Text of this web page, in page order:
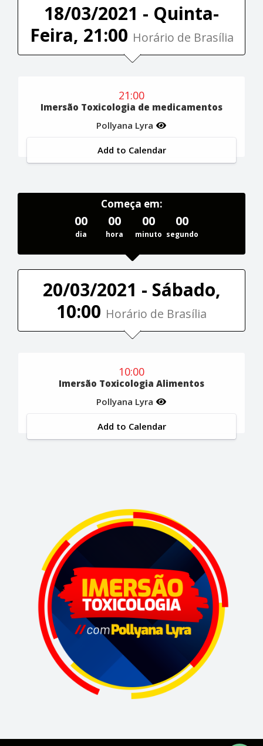
18/03/2021 - Quinta-
Feira, 21:00 Horário de Brasília
21:00
Imersão Toxicologia de medicamentos
Pollyana Lyra
Add to Calendar
Começa em:
00
dia
00
hora
00
minuto
00
segundo
20/03/2021 - Sábado,
10:00 Horário de Brasília
10:00
Imersão Toxicologia Alimentos
Pollyana Lyra
Add to Calendar